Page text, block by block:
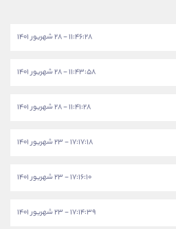
۱۱:۴۶:۲۸ - ۲۸ شهریور ۱۴۰۱
۱۱:۴۳:۵۸ - ۲۸ شهریور ۱۴۰۱
۱۱:۴۱:۲۸ - ۲۸ شهریور ۱۴۰۱
۱۷:۱۷:۱۸ - ۲۳ شهریور ۱۴۰۱
۱۷:۱۶:۱۰ - ۲۳ شهریور ۱۴۰۱
۱۷:۱۴:۳۹ - ۲۳ شهریور ۱۴۰۱